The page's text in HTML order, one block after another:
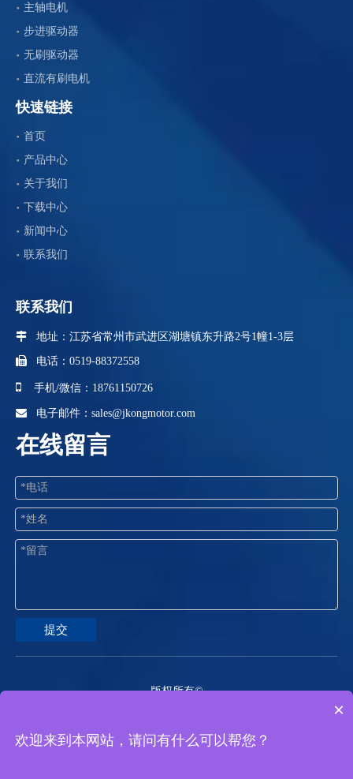
主轴电机
步进驱动器
无刷驱动器
直流有刷电机
快速链接
首页
产品中心
关于我们
下载中心
新闻中心
联系我们
联系我们
 地址：江苏省常州市武进区湖塘镇东升路2号1幢1-3层
 电话：0519-88372558
 手机/微信：18761150726
 电子邮件： sales@jkongmotor.com
在线留言
提交
版权所有©
2024110247号-1
×
欢迎来到本网站，请问有什么可以帮您？